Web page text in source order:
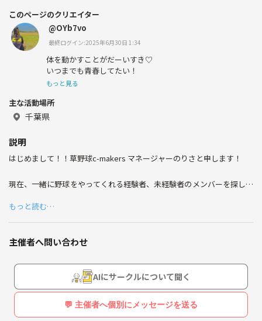
このページのクリエイター
@OYb7vo
最終ログイン:2025年6月30日 1:34
体を動かすことがだーいすき♡
いつまでも青春してたい！
もっと見る
主な活動場所
千葉県
説明
はじめまして！！草野球c-makers マネージャーのりさと申します！
現在、一緒に野球をやってくれる経験者、未経験者のメンバーを探して
もしよかったら単発でも大丈夫なので試合や練習に遊びに来ません
か！?
男子、女子は問いません！
ソフトボール経験者でも可能です！
やったことないけどやってみたい！って方でもレベル別で試合を分けて
行なっているので、大歓迎です！
活動場所は千葉の北西部
活動日時は主に土曜日の午前中やってます！！
もっと読む…
主催者へ問い合わせ
AIにサークルについて聞く
💬 主催者へ個別にメッセージを送る